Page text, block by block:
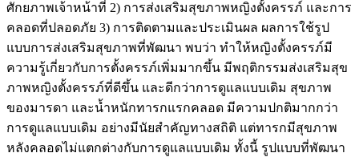
ศักยภาพเจ้าหน้าที่ 2) การส่งเสริมสุขภาพหญิงตั้งครรภ์ และการ
คลอดที่ปลอดภัย 3) การติดตามและประเมินผล ผลการใช้รูป
แบบการส่งเสริมสุขภาพที่พัฒนา พบว่า ทำให้หญิงตั้งครรภ์มี
ความรู้เกี่ยวกับการตั้งครรภ์เพิ่มมากขึ้น มีพฤติกรรมส่งเสริมสุข
ภาพหญิงตั้งครรภ์ที่ดีขึ้น และดีกว่าการดูแลแบบเดิม สุขภาพ
ของมารดา และน้ำหนักทารกแรกคลอด มีความปกติมากกว่า
การดูแลแบบเดิม อย่างมีนัยสำคัญทางสถิติ แต่ทารกมีสุขภาพ
หลังคลอดไม่แตกต่างกับการดูแลแบบเดิม ทั้งนี้ รูปแบบที่พัฒนา